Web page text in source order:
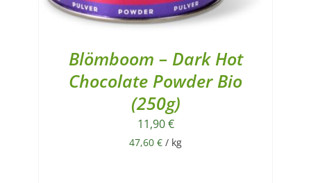
Blömboom – Dark Hot
Chocolate Powder Bio
(250g)
11,90€
47,60 € / kg